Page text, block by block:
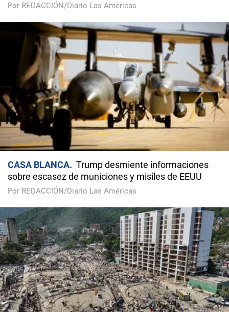
Por REDACCIÓN/Diario Las Américas
CASA BLANCA
Trump desmiente informaciones
sobre escasez de municiones y misiles de EEUU
Por REDACCIÓN/Diario Las Américas